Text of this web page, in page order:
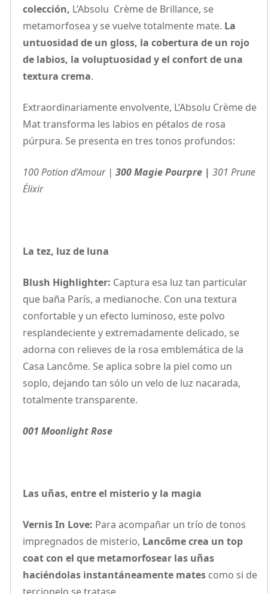
colección, L’Absolu Crème de Brillance, se
metamorfosea y se vuelve totalmente mate. La
untuosidad de un gloss, la cobertura de un rojo
de labios, la voluptuosidad y el confort de una
textura crema.
Extraordinariamente envolvente, L’Absolu Crème de
Mat transforma les labios en pétalos de rosa
púrpura. Se presenta en tres tonos profundos:
100 Potion d’Amour | 300 Magie Pourpre | 301 Prune
Élixir
La tez, luz de luna
Blush Highlighter: Captura esa luz tan particular
que baña París, a medianoche. Con una textura
confortable y un efecto luminoso, este polvo
resplandeciente y extremadamente delicado, se
adorna con relieves de la rosa emblemática de la
Casa Lancôme. Se aplica sobre la piel como un
soplo, dejando tan sólo un velo de luz nacarada,
totalmente transparente.
001 Moonlight Rose
Las uñas, entre el misterio y la magia
Vernis In Love: Para acompañar un trío de tonos
impregnados de misterio, Lancôme crea un top
coat con el que metamorfosear las uñas
haciéndolas instantáneamente matescomo si de